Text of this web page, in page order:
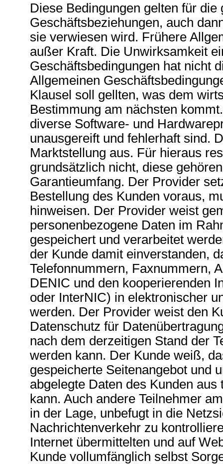
Diese Bedingungen gelten für die
Geschäftsbeziehungen, auch
sie verwiesen wird. Frühere
außer Kraft. Die Unwirksamkeit
Geschäftsbedingungen hat nicht
Allgemeinen
Klausel soll gellten, was dem
Bestimmung am nächsten
diverse Software- und
unausgereift und fehlerhaft sind.
Marktstellung aus. Für hieraus
grundsätzlich nicht, diese
Garantieumfang. Der Provider
Bestellung des Kunden voraus,
hinweisen. Der Provider weist
personenbezogene Daten im
gespeichert und verarbeitet
der Kunde damit einverstanden,
Telefonnummern, Faxnummern,
DENIC und den kooperierenden
oder InterNIC) in elektronischer
werden. Der Provider weist den
Datenschutz für
nach dem derzeitigen Stand der
werden kann. Der Kunde weiß,
gespeicherte Seitenangebot und
abgelegte Daten des Kunden
kann. Auch andere Teilnehmer
in der Lage, unbefugt in die
Nachrichtenverkehr zu
Internet übermittelten und auf
Kunde vollumfänglich selbst